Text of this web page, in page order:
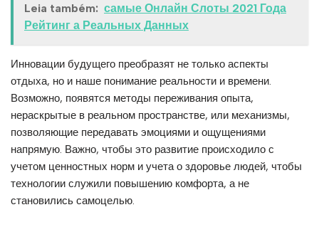
Leia também: самые Онлайн Слоты 2021 Года
Рейтинг а Реальных Данных
Инновации будущего преобразят не только аспекты
отдыха, но и наше понимание реальности и времени.
Возможно, появятся методы переживания опыта,
нераскрытые в реальном пространстве, или механизмы,
позволяющие передавать эмоциями и ощущениями
напрямую. Важно, чтобы это развитие происходило с
учетом ценностных норм и учета о здоровье людей, чтобы
технологии служили повышению комфорта, а не
становились самоцелью.